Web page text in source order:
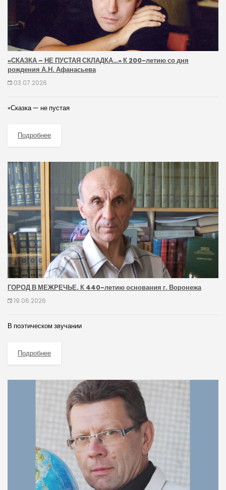
«СКАЗКА – НЕ ПУСТАЯ СКЛАДКА…» К 200-летию со дня
рождения А.Н. Афанасьева
03.07.2026
«Сказка — не пустая
Подробнее
ГОРОД В МЕЖРЕЧЬЕ. К 440-летию основания г. Воронежа
19.06.2026
В поэтическом звучании
Подробнее